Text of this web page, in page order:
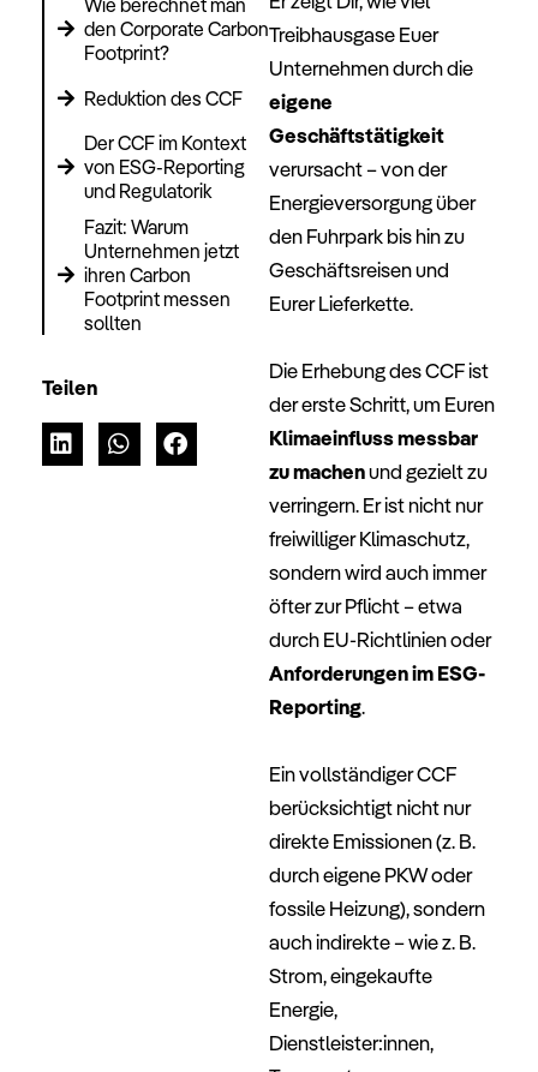
Wie berechnet man
den Corporate Carbon
Footprint?
Reduktion des CCF
Der CCF im Kontext
von ESG-Reporting
und Regulatorik
Fazit: Warum
Unternehmen jetzt
ihren Carbon
Footprint messen
sollten
Teilen
Treibhausgase Euer
Unternehmen durch die
eigene
Geschäftstätigkeit
verursacht – von der
Energieversorgung über
den Fuhrpark bis hin zu
Geschäftsreisen und
Eurer Lieferkette.
Die Erhebung des CCF ist
der erste Schritt, um Euren
Klimaeinfluss messbar
zu machenund gezielt zu
verringern. Er ist nicht nur
freiwilliger Klimaschutz,
sondern wird auch immer
öfter zur Pflicht – etwa
durch EU-Richtlinien oder
Anforderungen im ESG-
Reporting.
Ein vollständiger CCF
berücksichtigt nicht nur
direkte Emissionen (z. B.
durch eigene PKW oder
fossile Heizung), sondern
auch indirekte – wie z. B.
Strom, eingekaufte
Energie,
Dienstleister:innen,